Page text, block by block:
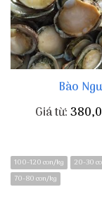
Bào Ngư
Giá từ:
100-120 con/kg
20-30
70-80 con/kg